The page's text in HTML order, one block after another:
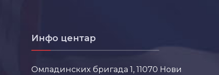
Инфо центар
Омладинских бригада 1, 11070 Нови